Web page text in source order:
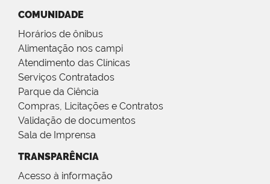
COMUNIDADE
Horários de ônibus
Alimentação nos campi
Atendimento das Clínicas
Serviços Contratados
Parque da Ciência
Compras, Licitações e Contratos
Validação de documentos
Sala de Imprensa
TRANSPARÊNCIA
Acesso à informação